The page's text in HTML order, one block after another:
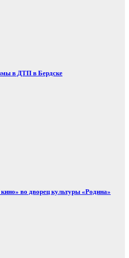
в ДТП в Бердске
во дворец культуры «Родина»